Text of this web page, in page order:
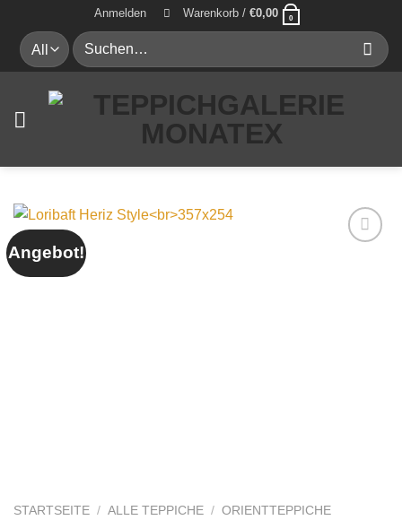
Inhalt
springen
Anmelden Warenkorb / €0,00 0
Suche
nach:
Angebot!
STARTSEITE / ALLE TEPPICHE / ORIENTTEPPICHE